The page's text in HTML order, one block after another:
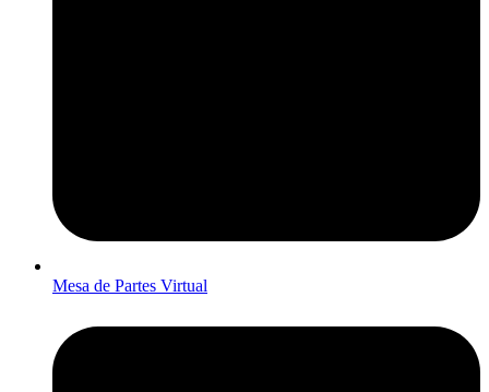
Mesa de Partes Virtual